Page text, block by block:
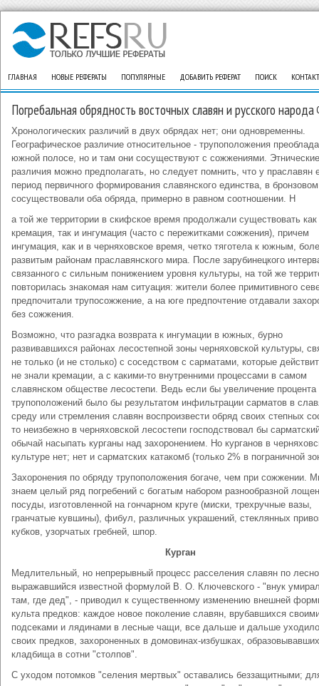
ГЛАВНАЯ НОВЫЕ РЕФЕРАТЫ ПОПУЛЯРНЫЕ ДОБАВИТЬ РЕФЕРАТ ПОИСК
Погребальная обрядность восточных славян и русского народа
Хронологических различий в двух обрядах нет; они одновременны.
Географическое различие относительное - трупоположения
южной полосе, но и там они сосуществуют с сожжениями. Этнические
различия можно предполагать, но следует помнить, что у праславян
период первичного формирования славянского единства, в
сосуществовали оба обряда, примерно в равном соотношении. Н
а той же территории в скифское время продолжали существовать как
кремация, так и ингумация (часто с пережитками сожжения), причем
ингумация, как и в черняховское время, четко тяготела к южным,
развитым районам праславянского мира. После зарубинецкого
связанного с сильным понижением уровня культуры, на той же
повторилась знакомая нам ситуация: жители более примитивного
предпочитали трупосожжение, а на юге предпочтение отдавали
без сожжения.
Возможно, что разгадка возврата к ингумации в южных, бурно
развивавшихся районах лесостепной зоны черняховской культуры,
не только (и не столько) с соседством с сарматами, которые
не знали кремации, а с какими-то внутренними процессами в самом
славянском обществе лесостепи. Ведь если бы увеличение процента
трупоположений было бы результатом инфильтрации сарматов в
среду или стремления славян воспроизвести обряд своих степных
то неизбежно в черняховской лесостепи господствовал бы
обычай насыпать курганы над захоронением. Но курганов в
культуре нет; нет и сарматских катакомб (только 2% в пограничной
Захоронения по обряду трупоположения богаче, чем при сожжении.
знаем целый ряд погребений с богатым набором разнообразной
посуды, изготовленной на гончарном круге (миски, трехручные вазы,
гранчатые кувшины), фибул, различных украшений, стеклянных
кубков, узорчатых гребней, шпор.
Курган
Медлительный, но непрерывный процесс расселения славян по
выражавшийся известной формулой В. О. Ключевского - "внук
там, где дед", - приводил к существенному изменению внешней
культа предков: каждое новое поколение славян, врубавшихся
подсеками и лядинами в лесные чащи, все дальше и дальше
своих предков, захороненных в домовинах-избушках, образовывавших
кладбища в сотни "столпов".
С уходом потомков "селения мертвых" оставались беззащитными;